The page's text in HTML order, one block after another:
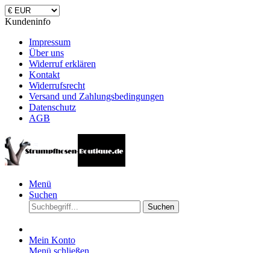
Kundeninfo
Impressum
Über uns
Widerruf erklären
Kontakt
Widerrufsrecht
Versand und Zahlungsbedingungen
Datenschutz
AGB
Menü
Suchen
Suchen
Mein Konto
Menü schließen